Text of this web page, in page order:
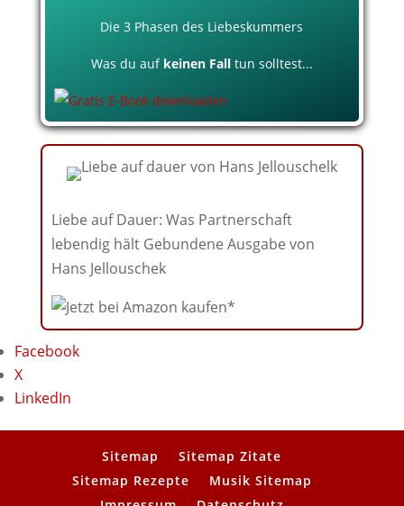
Die 3 Phasen des Liebeskummers
Was du auf keinen Falltun solltest...
Liebe auf Dauer: Was Partnerschaft
lebendig hält Gebundene Ausgabe von
Hans Jellouschek
Facebook
X
LinkedIn
Sitemap
Sitemap Zitate
Sitemap Rezepte
Musik Sitemap